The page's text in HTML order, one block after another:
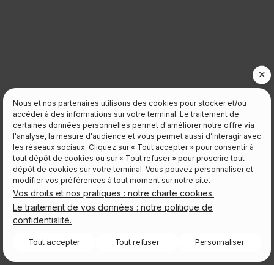
Nous et nos partenaires utilisons des cookies pour stocker et/ou
accéder à des informations sur votre terminal. Le traitement de
certaines données personnelles permet d'améliorer notre offre via
l'analyse, la mesure d'audience et vous permet aussi d’interagir avec
les réseaux sociaux. Cliquez sur « Tout accepter » pour consentir à
tout dépôt de cookies ou sur « Tout refuser » pour proscrire tout
dépôt de cookies sur votre terminal. Vous pouvez personnaliser et
modifier vos préférences à tout moment sur notre site.
Vos droits et nos pratiques : notre charte cookies.
Le traitement de vos données : notre politique de
confidentialité.
Tout accepter Tout refuser Personnaliser